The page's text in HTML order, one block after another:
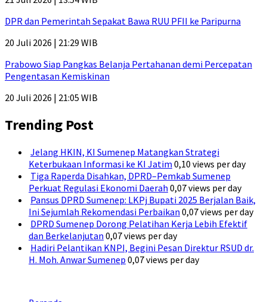
DPR dan Pemerintah Sepakat Bawa RUU PFII ke Paripurna
20 Juli 2026 | 21:29 WIB
Prabowo Siap Pangkas Belanja Pertahanan demi Percepatan
Pengentasan Kemiskinan
20 Juli 2026 | 21:05 WIB
Trending Post
Jelang HKIN, KI Sumenep Matangkan Strategi
Keterbukaan Informasi ke KI Jatim 0,10 views per day
Tiga Raperda Disahkan, DPRD–Pemkab Sumenep
Perkuat Regulasi Ekonomi Daerah 0,07 views per day
Pansus DPRD Sumenep: LKPj Bupati 2025 Berjalan Baik,
Ini Sejumlah Rekomendasi Perbaikan 0,07 views per day
DPRD Sumenep Dorong Pelatihan Kerja Lebih Efektif
dan Berkelanjutan 0,07 views per day
Hadiri Pelantikan KNPI, Begini Pesan Direktur RSUD dr.
H. Moh. Anwar Sumenep 0,07 views per day